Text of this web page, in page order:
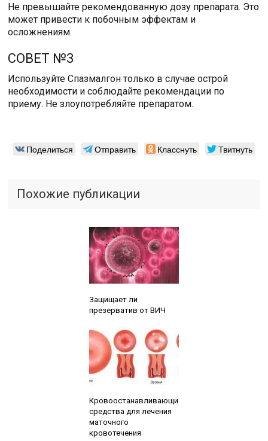
Не превышайте рекомендованную дозу препарата. Это
может привести к побочным эффектам и
осложнениям.
СОВЕТ №3
Используйте Спазмалгон только в случае острой
необходимости и соблюдайте рекомендации по
приему. Не злоупотребляйте препаратом.
Поделиться Отправить Класснуть Твитнуть
Похожие публикации
Защищает ли
презерватив от ВИЧ
Кровоостанавливающие
средства для лечения
маточного
кровотечения